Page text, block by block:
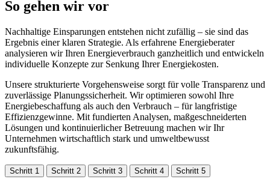
So gehen wir vor
Nachhaltige Einsparungen entstehen nicht zufällig – sie sind das
Ergebnis einer klaren Strategie. Als erfahrene Energieberater
analysieren wir Ihren Energieverbrauch ganzheitlich und entwickeln
individuelle Konzepte zur Senkung Ihrer Energiekosten.
Unsere strukturierte Vorgehensweise sorgt für volle Transparenz und
zuverlässige Planungssicherheit. Wir optimieren sowohl Ihre
Energiebeschaffung als auch den Verbrauch – für langfristige
Effizienzgewinne. Mit fundierten Analysen, maßgeschneiderten
Lösungen und kontinuierlicher Betreuung machen wir Ihr
Unternehmen wirtschaftlich stark und umweltbewusst
zukunftsfähig.
Schritt 1 Schritt 2 Schritt 3 Schritt 4 Schritt 5